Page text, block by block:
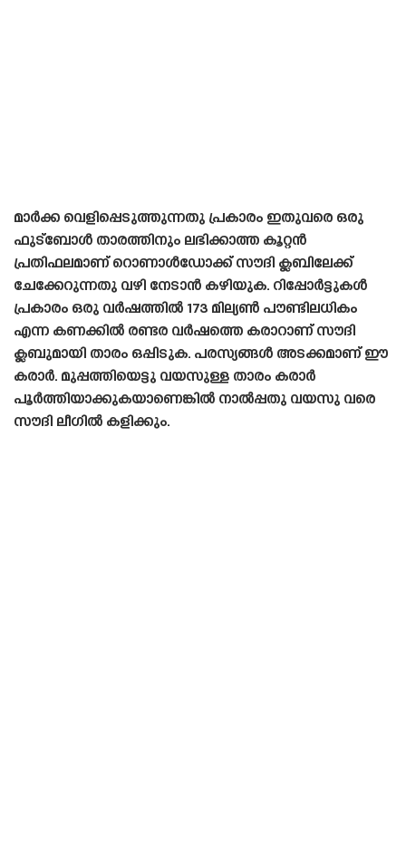
മാർക്ക വെളിപ്പെടുത്തുന്നതു പ്രകാരം ഇതുവരെ ഒരു
ഫുട്ബോൾ താരത്തിനും ലഭിക്കാത്ത കൂറ്റൻ
പ്രതിഫലമാണ് റൊണാൾഡോക്ക് സൗദി ക്ലബിലേക്ക്
ചേക്കേറുന്നതു വഴി നേടാൻ കഴിയുക. റിപ്പോർട്ടുകൾ
പ്രകാരം ഒരു വർഷത്തിൽ 173 മില്യൺ പൗണ്ടിലധികം
എന്ന കണക്കിൽ രണ്ടര വർഷത്തെ കരാറാണ് സൗദി
ക്ലബുമായി താരം ഒപ്പിടുക. പരസ്യങ്ങൾ അടക്കമാണ് ഈ
കരാർ. മുപ്പത്തിയെട്ടു വയസുള്ള താരം കരാർ
പൂർത്തിയാക്കുകയാണെങ്കിൽ നാൽപ്പതു വയസു വരെ
സൗദി ലീഗിൽ കളിക്കും.